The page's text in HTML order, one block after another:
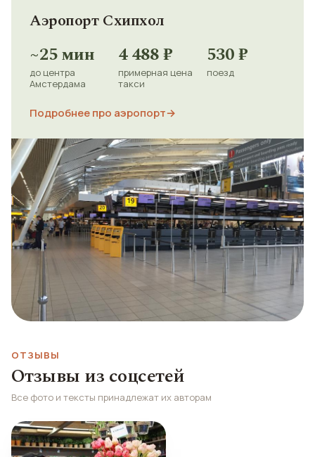
Аэропорт Схипхол
~25 мин
до центра
Амстердама
4 488 ₽
примерная цена
такси
530 ₽
поезд
Подробнее про аэропорт→
ОТЗЫВЫ
Отзывы из соцсетей
Все фото и тексты принадлежат их авторам